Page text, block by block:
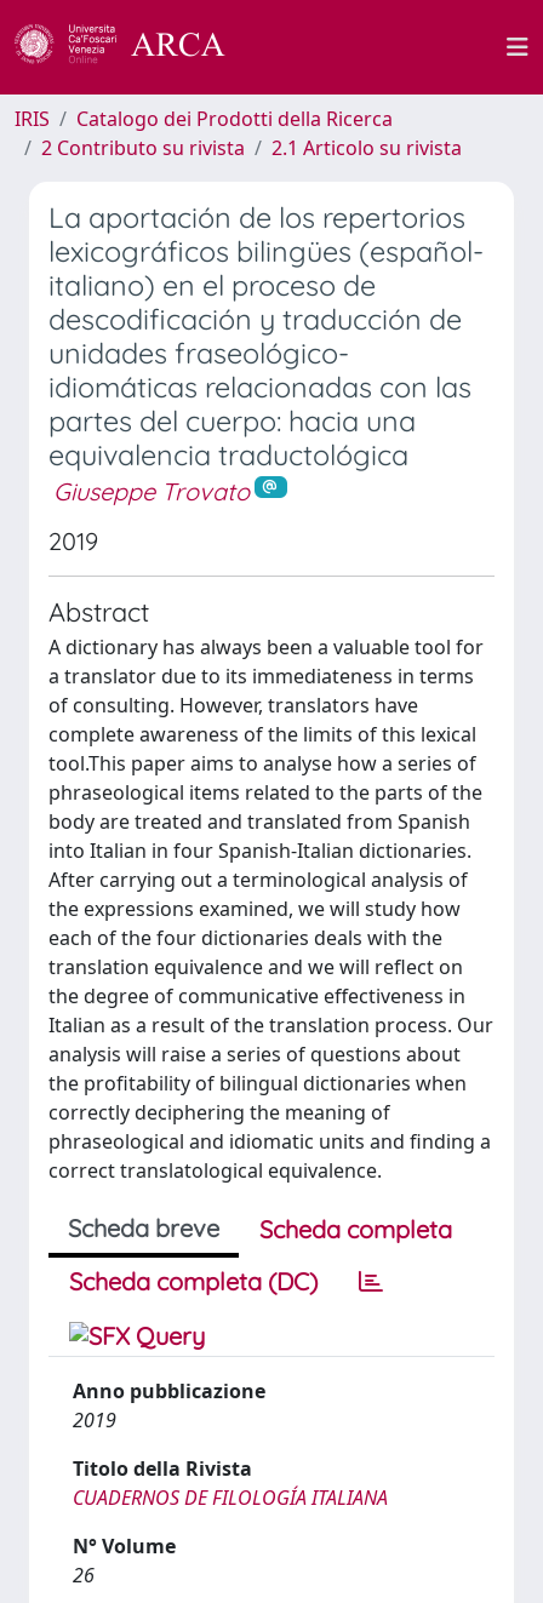
IRIS
Catalogo dei Prodotti della Ricerca
2 Contributo su rivista
2.1 Articolo su rivista
La aportación de los repertorios
lexicográficos bilingües (español-
italiano) en el proceso de
descodificación y traducción de
unidades fraseológico-
idiomáticas relacionadas con las
partes del cuerpo: hacia una
equivalencia traductológica
Giuseppe Trovato
2019
Abstract
A dictionary has always been a valuable tool for
a translator due to its immediateness in terms
of consulting. However, translators have
complete awareness of the limits of this lexical
tool.This paper aims to analyse how a series of
phraseological items related to the parts of the
body are treated and translated from Spanish
into Italian in four Spanish-Italian dictionaries.
After carrying out a terminological analysis of
the expressions examined, we will study how
each of the four dictionaries deals with the
translation equivalence and we will reflect on
the degree of communicative effectiveness in
Italian as a result of the translation process. Our
analysis will raise a series of questions about
the profitability of bilingual dictionaries when
correctly deciphering the meaning of
phraseological and idiomatic units and finding a
correct translatological equivalence.
Scheda breve
Scheda completa
Scheda completa (DC)
Anno pubblicazione
2019
Titolo della Rivista
CUADERNOS DE FILOLOGÍA ITALIANA
N° Volume
26